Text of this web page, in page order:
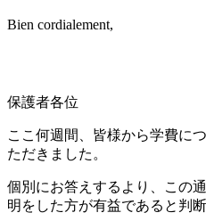
Bien cordialement,
保護者各位
ここ何週間、皆様から学費に
ただきました。
個別にお答えするより、この
明をした方が有益であると判